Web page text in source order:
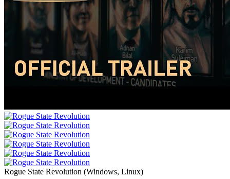
Rogue State Revolution (Windows, Linux)